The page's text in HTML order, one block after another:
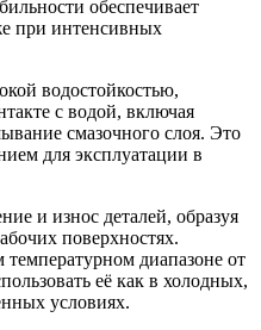
обеспечивает
при интенсивных
водостойкостью,
с водой, включая
смазочного слоя. Это
для эксплуатации в
и износ деталей, образуя
поверхностях.
диапазоне от
её как в холодных,
условиях.